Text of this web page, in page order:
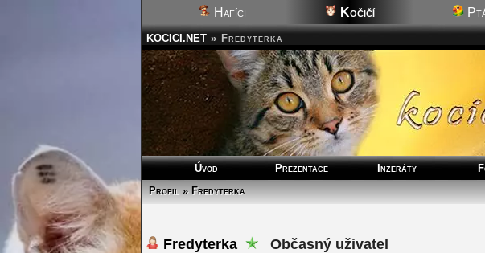
Hafíci Kočičí
KOCICI.NET » Fredyterka
Úvod Prezentace Inzeráty
Profil » Fredyterka
Fredyterka Občasný uživatel